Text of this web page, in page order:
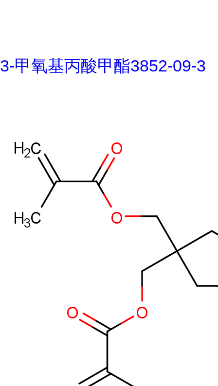
3-甲氧基丙酸甲酯3852-09-3